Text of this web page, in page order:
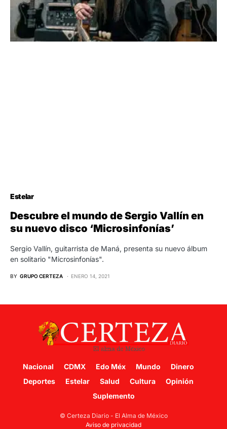
Estelar
Descubre el mundo de Sergio Vallín en
su nuevo disco ‘Microsinfonías’
Sergio Vallín, guitarrista de Maná, presenta su nuevo álbum
en solitario "Microsinfonías".
BY GRUPO CERTEZA ENERO 14, 2021
Nacional CDMX Edo Méx Mundo
Dinero
Deportes
Estelar Salud Cultura
Opinión
Suplemento
© Certeza Diario - El Alma de México
Aviso de privacidad